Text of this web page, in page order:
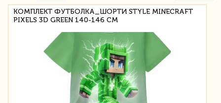
КОМПЛЕКТ ФУТБОЛКА_ШОРТИ STYLE MINECRAFT
PIXELS 3D GREEN 140-146 СМ